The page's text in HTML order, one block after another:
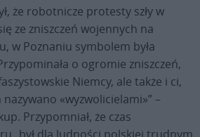
że robotnicze protesty szły w
ze zniszczeń wojennych na
w Poznaniu symbolem była
o ogromie zniszczeń,
Niemcy, ale także i ci,
«wyzwolicielami»” –
Przypomniał, że czas